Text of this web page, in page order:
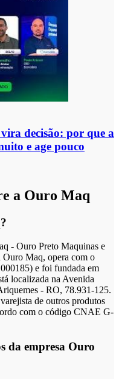
decisão: por que a
e age pouco
a Ouro Maq
- Ouro Preto Maquinas e
Ouro Maq, opera com o
e foi fundada em
localizada na Avenida
- RO, 78.931-125.
de outros produtos
com o código CNAE G-
da empresa Ouro